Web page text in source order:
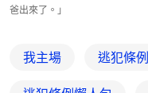
爸出來了。」
我主場 逃犯條例